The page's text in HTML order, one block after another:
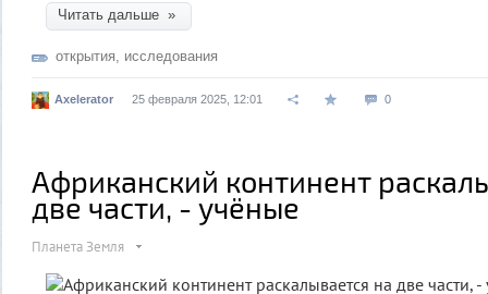
Читать дальше »
открытия, исследования
Axelerator 25 февраля 2025, 12:01 0
Африканский континент
две части, - учёные
Планета Земля